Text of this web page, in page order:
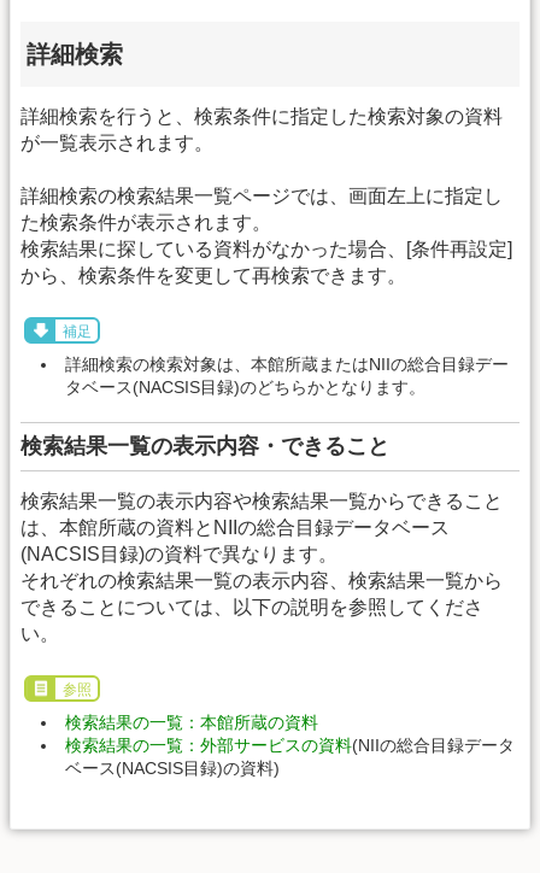
詳細検索
詳細検索を行うと、検索条件に指定した検索対象の資料
が一覧表示されます。
詳細検索の検索結果一覧ページでは、画面左上に指定し
た検索条件が表示されます。
検索結果に探している資料がなかった場合、[条件再設定]
から、検索条件を変更して再検索できます。
補足
詳細検索の検索対象は、本館所蔵またはNIIの総合目録デー
タベース(NACSIS目録)のどちらかとなります。
検索結果一覧の表示内容・できること
検索結果一覧の表示内容や検索結果一覧からできること
は、本館所蔵の資料とNIIの総合目録データベース
(NACSIS目録)の資料で異なります。
それぞれの検索結果一覧の表示内容、検索結果一覧から
できることについては、以下の説明を参照してくださ
い。
参照
検索結果の一覧：本館所蔵の資料
検索結果の一覧：外部サービスの資料(NIIの総合目録データ
ベース(NACSIS目録)の資料)